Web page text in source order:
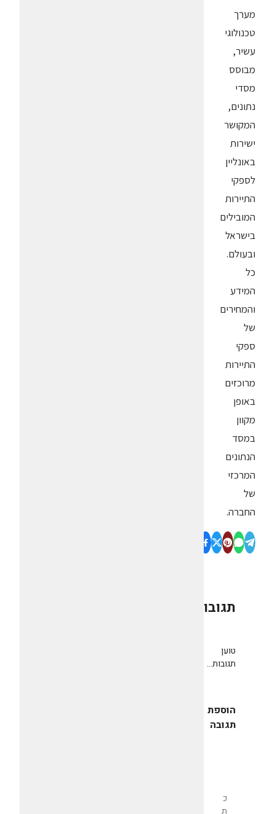
מערך
טכנולוגי
עשיר,
מבוסס
מסדי
נתונים,
המקושר
ישירות
באונליין
לספקי
התיירות
המובילים
בישראל
ובעולם.
כל
המידע
והמחירים
של
ספקי
התיירות
מרוכזים
באופן
מקוון
במסד
הנתונים
המרכזי
של
החברה.
תגובות
טוען
תגובות...
הוספת
תגובה